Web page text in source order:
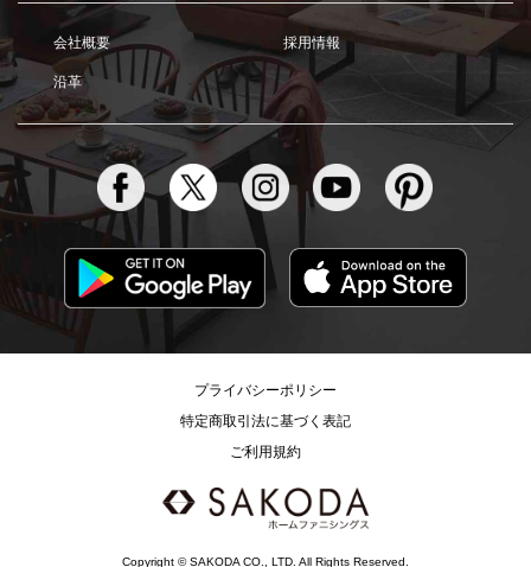
会社概要 採用情報
沿革
プライバシーポリシー
特定商取引法に基づく表記
ご利用規約
Copyright © SAKODA CO., LTD. All Rights Reserved.